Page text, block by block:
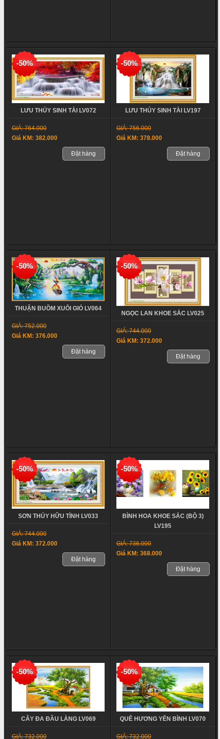
-50%
LƯU THỦY SINH TÀI LV072
GIÁ: 764.000
Giá KM: 382.000
Đặt hàng
-50%
LƯU THỦY SINH TÀI LV197
GIÁ: 756.000
Giá KM: 378.000
Đặt hàng
-50%
THUẬN BUỒM XUÔI GIÓ LV064
GIÁ: 752.000
Giá KM: 376.000
Đặt hàng
-50%
NGỌC LAN KHOE SẮC LV025
GIÁ: 744.000
Giá KM: 372.000
Đặt hàng
-50%
SƠN THỦY HỮU TÌNH LV033
GIÁ: 744.000
Giá KM: 372.000
Đặt hàng
-50%
BÌNH HOA KHOE SẮC (BỘ 3)
LV195
GIÁ: 736.000
Giá KM: 368.000
Đặt hàng
-50%
CÂY ĐA ĐẦU LÀNG LV069
GIÁ: 732.000
-50%
QUÊ HƯƠNG YÊN BÌNH LV070
GIÁ: 732.000